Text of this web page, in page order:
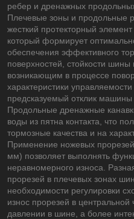
ребер и дренажных
Плечевые зоны и продольные
жесткий протекторный
который формирует
обеспечения эффективного
поверхностей, стойкости шины
возникающим в процессе
характеристики
предсказуемый отклик машины
Продольные дренажные
воды из пятна контакта, что
тормозные качества и на
Применение ножевых прорезей
мм) позволяет выполнять
неравномерного износа.
прорезей в плечевых зонах
необходимости регулировки
износ прорезей в центральной
давлении в шине, а более